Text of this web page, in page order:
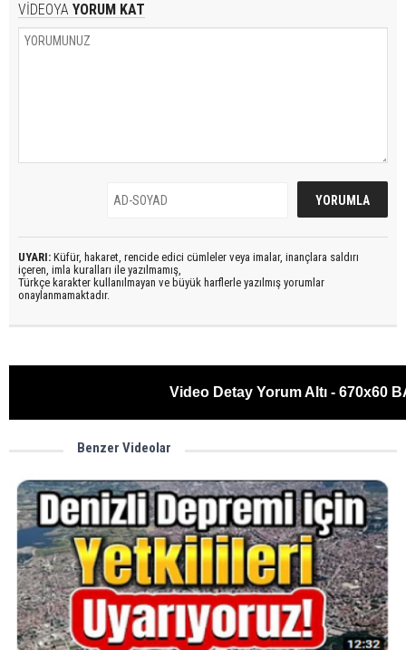
VİDEOYA YORUM KAT
UYARI: Küfür, hakaret, rencide edici cümleler veya imalar, inançlara saldırı
içeren, imla kuralları ile yazılmamış,
Türkçe karakter kullanılmayan ve büyük harflerle yazılmış yorumlar
onaylanmamaktadır.
Video Detay Yorum Altı - 670x60
Benzer Videolar